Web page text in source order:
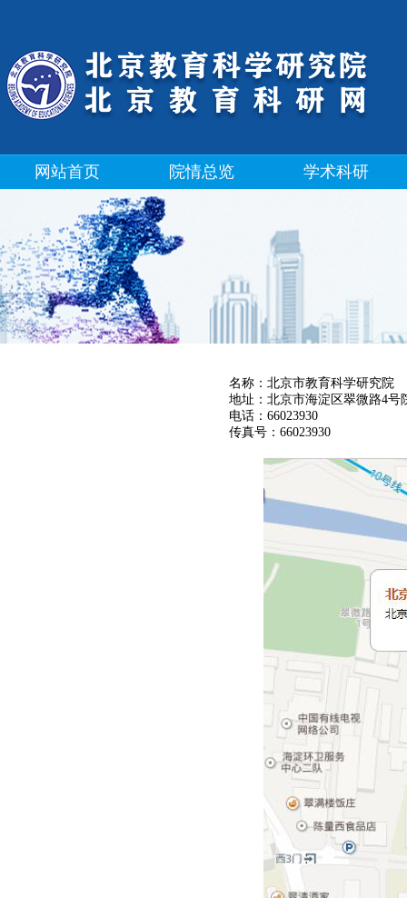
网站首页 院情总览 学术科研
名称：北京市教育科学研究院
地址：北京市海淀区翠微路4号
电话：66023930
传真号：66023930